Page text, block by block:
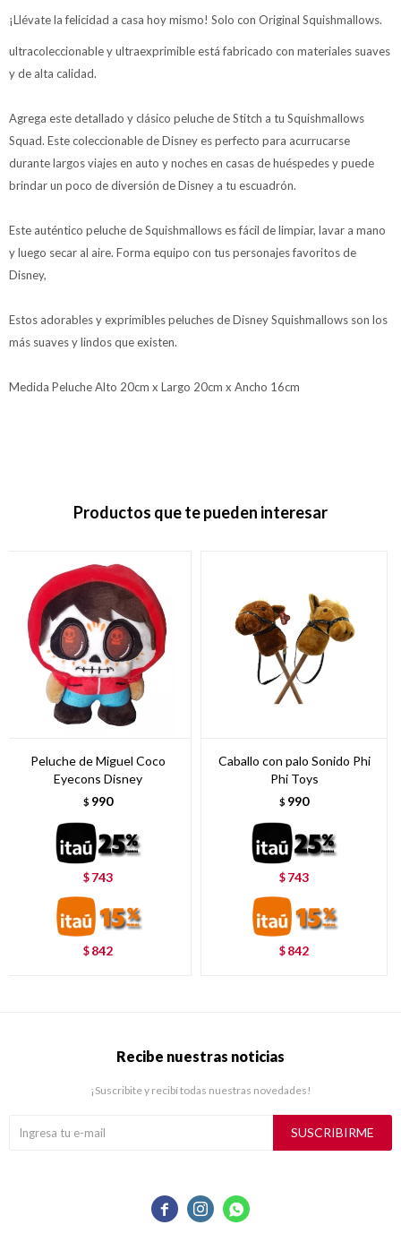
¡Llévate la felicidad a casa hoy mismo! Solo con Original Squishmallows.
ultracoleccionable y ultraexprimible está fabricado con materiales suaves
y de alta calidad.
Agrega este detallado y clásico peluche de Stitch a tu Squishmallows
Squad. Este coleccionable de Disney es perfecto para acurrucarse
durante largos viajes en auto y noches en casas de huéspedes y puede
brindar un poco de diversión de Disney a tu escuadrón.
Este auténtico peluche de Squishmallows es fácil de limpiar, lavar a mano
y luego secar al aire. Forma equipo con tus personajes favoritos de
Disney,
Estos adorables y exprimibles peluches de Disney Squishmallows son los
más suaves y lindos que existen.
Medida Peluche Alto 20cm x Largo 20cm x Ancho 16cm
Productos que te pueden interesar
Peluche de Miguel Coco
Eyecons Disney
$ 990
$ 743
$ 842
Caballo con palo Sonido Phi
Phi Toys
$ 990
$ 743
$ 842
  
Recibe nuestras noticias
¡Suscribite y recibí todas nuestras novedades!
SUSCRIBIRME